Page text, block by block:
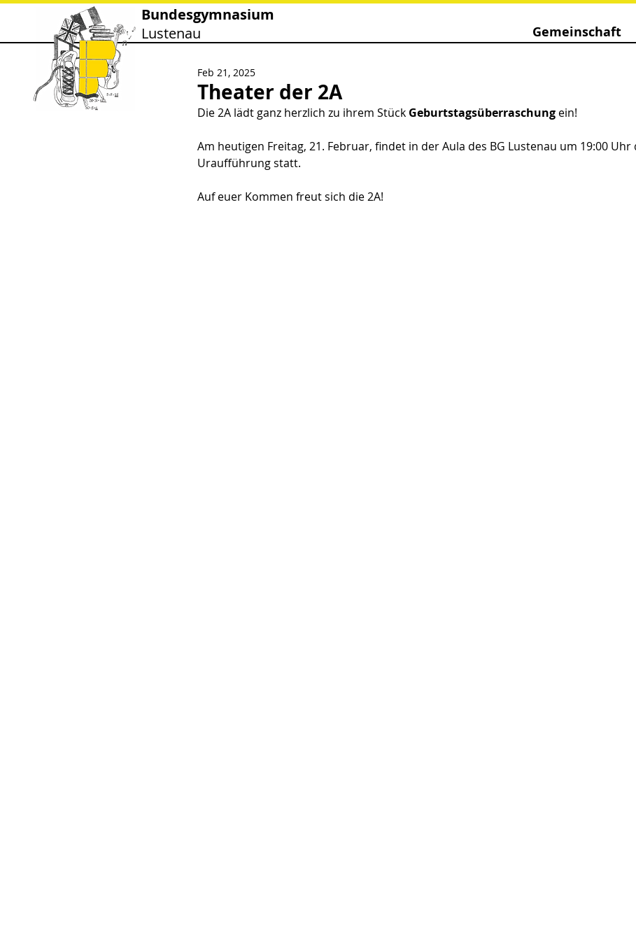
Theater der 2A
Feb 21, 2025
Die 2A lädt ganz herzlich zu ihrem Stück Geburtstagsüberraschung ein!
Am heutigen Freitag, 21. Februar, findet in der Aula des BG Lustenau um 19:00 Uhr
Uraufführung statt.
Auf euer Kommen freut sich die 2A!
Bundesgymnasium
Lustenau
Gemeinschaft